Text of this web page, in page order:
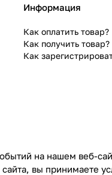
Информация
Как оплатить товар?
Как получить товар?
Как
на нашем веб-
вы принимаете